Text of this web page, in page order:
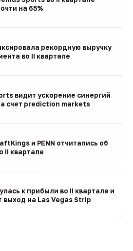
на 65%
рекордную выручку
во II квартале
видит ускорение синергий
счет prediction markets
и PENN отчитались об
II квартале
к прибыли во II квартале и
выход на Las Vegas Strip